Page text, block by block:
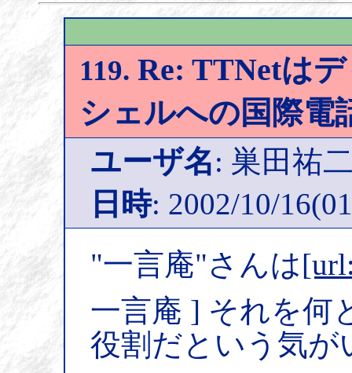
119. Re: TTNetは
シェルへの国際電
ユーザ名: 巣田祐
日時: 2002/10/
"一言庵"さんは
一言庵 ] それを何
役割だという気が